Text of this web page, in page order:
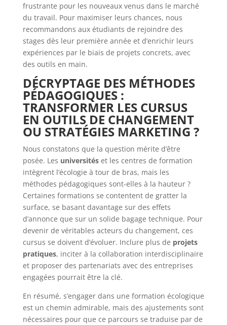
frustrante pour les nouveaux venus dans le marché
du travail. Pour maximiser leurs chances, nous
recommandons aux étudiants de rejoindre des
stages dès leur première année et d’enrichir leurs
expériences par le biais de projets concrets, avec
des outils en main.
DÉCRYPTAGE DES MÉTHODES
PÉDAGOGIQUES :
TRANSFORMER LES CURSUS
EN OUTILS DE CHANGEMENT
OU STRATÉGIES MARKETING ?
Nous constatons que la question mérite d’être
posée. Les universitéset les centres de formation
intègrent l’écologie à tour de bras, mais les
méthodes pédagogiques sont-elles à la hauteur ?
Certaines formations se contentent de gratter la
surface, se basant davantage sur des effets
d’annonce que sur un solide bagage technique. Pour
devenir de véritables acteurs du changement, ces
cursus se doivent d’évoluer. Inclure plus de projets
pratiques, inciter à la collaboration interdisciplinaire
et proposer des partenariats avec des entreprises
engagées pourrait être la clé.
En résumé, s’engager dans une formation écologique
est un chemin admirable, mais des ajustements sont
nécessaires pour que ce parcours se traduise par de